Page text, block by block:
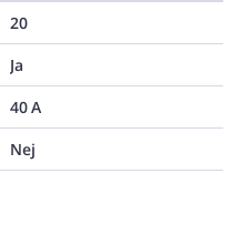
20
Ja
40 A
Nej